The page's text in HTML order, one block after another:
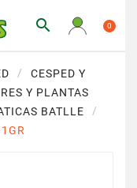
 0
CESPED Y
Y PLANTAS
BATLLE